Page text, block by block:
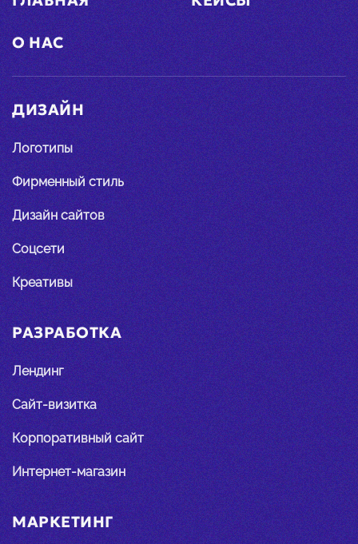
О НАС
ДИЗАЙН
Логотипы
Фирменный стиль
Дизайн сайтов
Соцсети
Креативы
РАЗРАБОТКА
Лендинг
Сайт-визитка
Корпоративный сайт
Интернет-магазин
МАРКЕТИНГ